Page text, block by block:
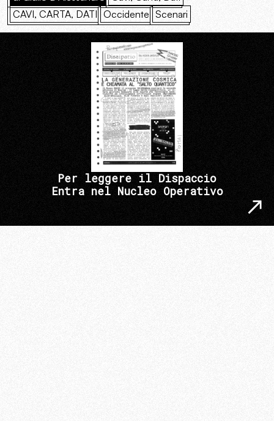
CAVI, CARTA, DATI Occidente Scenari
Per leggere il Dispaccio
Entra nel Nucleo Operativo